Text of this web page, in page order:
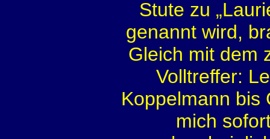
Stute zu
genannt wird,
Gleich mit dem
Volltreffer:
Koppelmann bis
mich